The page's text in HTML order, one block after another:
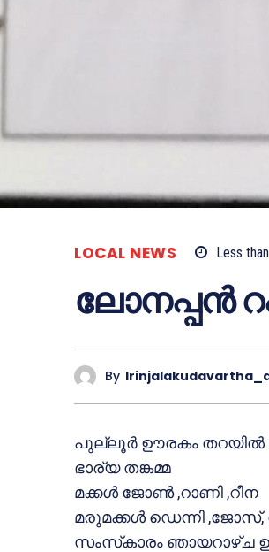
LOCAL NEWS Less
ലോനപ്പന്‍
By
പുല്ലൂര്‍ ഊരകം തറയില്‍
ഭാര്യ തങ്കമ്മ
മക്കള്‍ ജോണ്‍ ,റാണി ,റീന
മരുമക്കള്‍ ഡെന്നി
സംസ്‌കാരം ഞായറാഴ്ച